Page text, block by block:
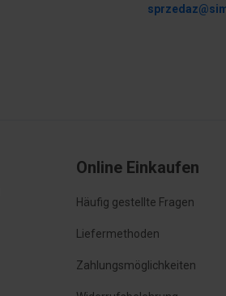
Online Einkaufen
Häufig gestellte Fragen
Liefermethoden
Zahlungsmöglichkeiten